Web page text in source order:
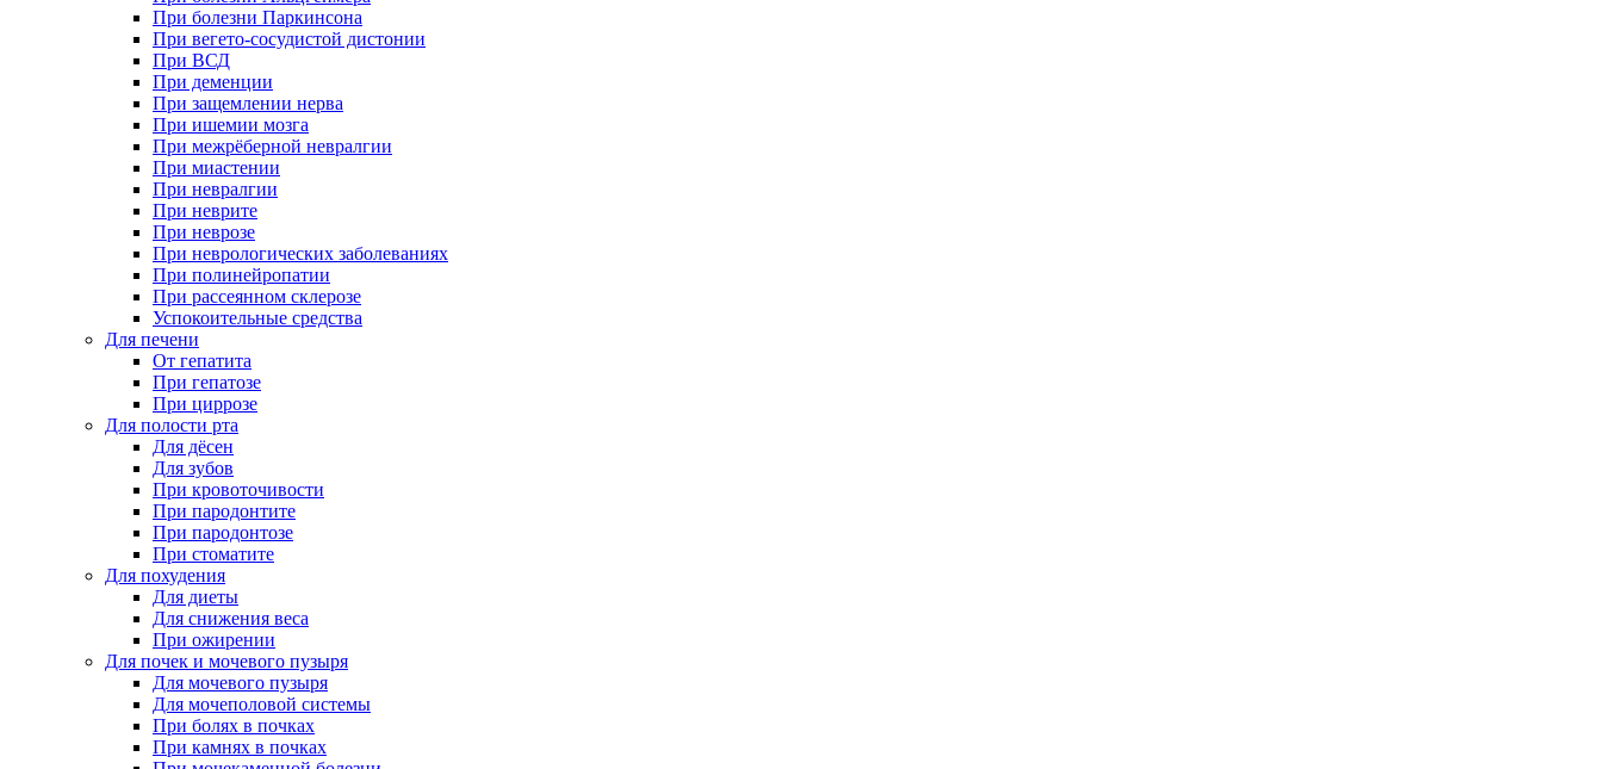
При болезни Паркинсона
При вегето-сосудистой дистонии
При ВСД
При деменции
При защемлении нерва
При ишемии мозга
При межрёберной невралгии
При миастении
При невралгии
При неврите
При неврозе
При неврологических заболеваниях
При полинейропатии
При рассеянном склерозе
Успокоительные средства
Для печени
От гепатита
При гепатозе
При циррозе
Для полости рта
Для дёсен
Для зубов
При кровоточивости
При пародонтите
При пародонтозе
При стоматите
Для похудения
Для диеты
Для снижения веса
При ожирении
Для почек и мочевого пузыря
Для мочевого пузыря
Для мочеполовой системы
При болях в почках
При камнях в почках